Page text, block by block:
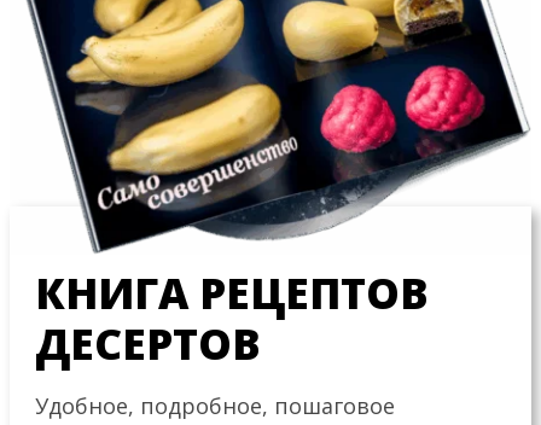
КНИГА РЕЦЕПТОВ
ДЕСЕРТОВ
Удобное, подробное, пошаговое